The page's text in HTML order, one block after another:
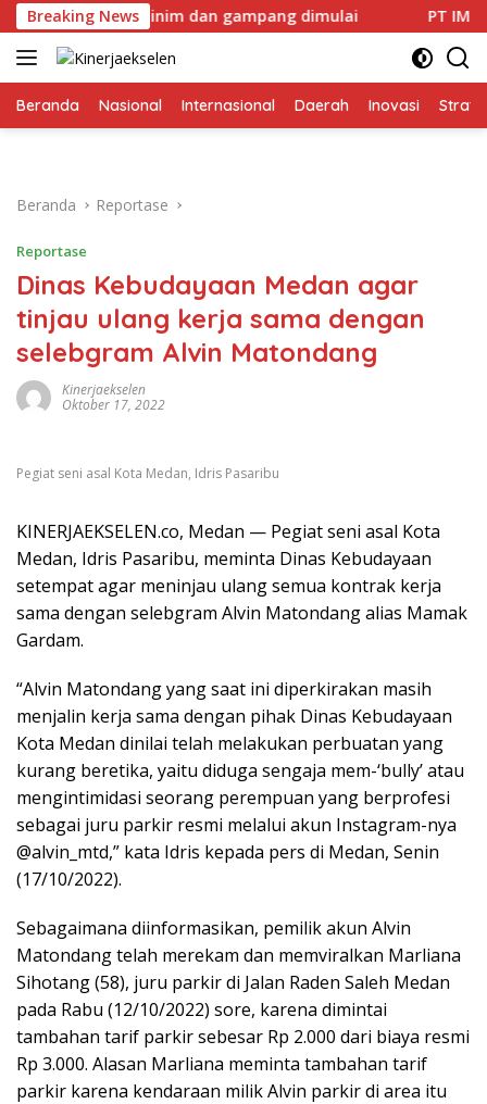
Langsung
ke
konten
Breaking News
modal minim dan gampang dimulai PT IMIP dan
Beranda Nasional Internasional Daerah Inovasi
Beranda Reportase
Reportase
Dinas Kebudayaan Medan agar
tinjau ulang kerja sama dengan
selebgram Alvin Matondang
Kinerjaekselen
Oktober 17, 2022
Pegiat seni asal Kota Medan, Idris Pasaribu
KINERJAEKSELEN.co, Medan — Pegiat seni asal Kota
Medan, Idris Pasaribu, meminta Dinas Kebudayaan
setempat agar meninjau ulang semua kontrak kerja
sama dengan selebgram Alvin Matondang alias Mamak
Gardam.
“Alvin Matondang yang saat ini diperkirakan masih
menjalin kerja sama dengan pihak Dinas Kebudayaan
Kota Medan dinilai telah melakukan perbuatan yang
kurang beretika, yaitu diduga sengaja mem-‘bully’ atau
mengintimidasi seorang perempuan yang berprofesi
sebagai juru parkir resmi melalui akun Instagram-nya
@alvin_mtd,” kata Idris kepada pers di Medan, Senin
(17/10/2022).
Sebagaimana diinformasikan, pemilik akun Alvin
Matondang telah merekam dan memviralkan Marliana
Sihotang (58), juru parkir di Jalan Raden Saleh Medan
pada Rabu (12/10/2022) sore, karena dimintai
tambahan tarif parkir sebesar Rp 2.000 dari biaya resmi
Rp 3.000. Alasan Marliana meminta tambahan tarif
parkir karena kendaraan milik Alvin parkir di area itu